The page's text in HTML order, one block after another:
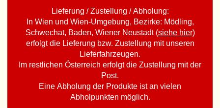
Lieferung / Zustellung / Abholung:
In Wien und Wien-Umgebung, Bezirke: Mödling,
Schwechat, Baden, Wiener Neustadt (siehe hier)
erfolgt die Lieferung bzw. Zustellung mit unseren
Lieferfahrzeugen.
Im restlichen Österreich erfolgt die Zustellung mit der
Post.
Eine Abholung der Produkte ist an vielen
Abholpunkten möglich.